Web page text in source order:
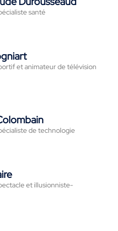
santé
et animateur de télévision
de technologie
et illusionniste-